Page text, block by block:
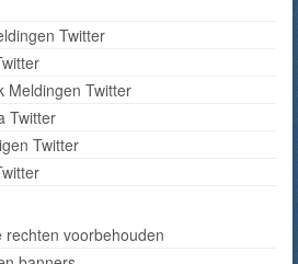
Twitter
Meldingen Twitter
Twitter
Twitter
voorbehouden